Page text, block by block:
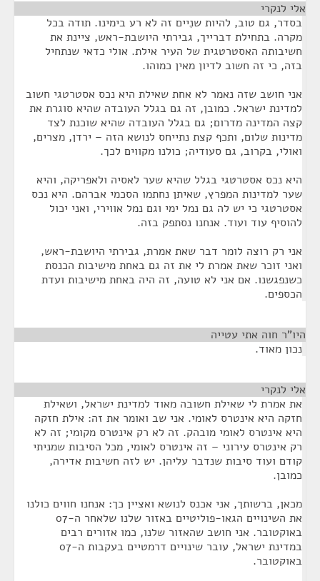
אלי לנקרי
בסדר, גם טוב, להיות שנִיים זה לא רע בימינו. תודה בכל
מקרה. בתחילת דברייך, גבירתי היושבת-ראש, ציינת את
חשיבותה האסטרטגית של העיר אילת. אולי כדאי שנתחיל
בזה, כי זה חשוב לדיון מאין כמוהו.
אני חושב שזה נאמר לא אחת שאילת היא נכס אסטרטגי חשוב
למדינת ישראל. כמובן, זה גם בגלל העובדה שהיא סוגרת את
קצה המדינה מדרום; גם בגלל העובדה שהיא שוכנת לצד
מדינות שלום, ותכף קצת נתייחס לנושא הזה – ירדן, מצרים,
ואולי, בקרוב, גם סעודיה; כולנו מקווים לכך.
היא נכס אסטרטגי בגלל שהיא שער לאסיה ולאפריקה, והיא
שער למדינות המפרץ, שאיתן נחתמו הסכמי אברהם. היא נכס
אסטרטגי כי יש לה גם נמל ימי וגם נמל אווירי, ואני יכול
להוסיף עוד ועוד. אנחנו נסתפק בזה.
אני רק רוצה לומר דבר שאת אמרת, גבירתי היושבת-ראש,
ואני זוכר שאת אמרת לי את זה גם באחת מישיבות הכנסת
כשנפגשנו. אם אני לא טועה, זה היה באחת מישיבות ועדת
הכספים.
היו"ר חוה אתי עטייה
נכון מאוד.
אלי לנקרי
את אמרת לי שאילת חשובה מאוד למדינת ישראל, ושאילת
חזקה היא אינטרס לאומי. אני שב ואומר את זה: אילת חזקה
היא אינטרס לאומי מובהק. זה לא רק אינטרס מקומי; זה לא
רק אינטרס עירוני – זה אינטרס לאומי, מכל הסיבות שמניתי
קודם ועוד סיבות שנדבר עליהן. יש לזה חשיבות אדירה,
כמובן.
מכאן, ברשותך, אני אכנס לנושא ואציין כך: אנחנו חווים כולנו
את השינויים הגאו-פוליטיים באזור שלנו שלאחר ה-07
באוקטובר. אני חושב שהאזור שלנו, כמו אזורים רבים
במדינת ישראל, עובר שינויים דרמטיים בעקבות ה-07
באוקטובר.